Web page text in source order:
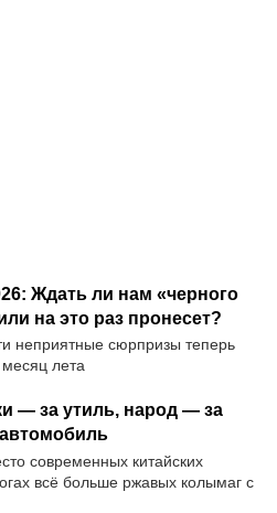
Ждать ли нам «черного
на это раз пронесет?
неприятные сюрпризы теперь
лета
— за утиль, народ — за
современных китайских
всё больше ржавых колымаг с